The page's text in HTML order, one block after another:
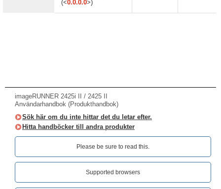
(<0.0.0.0>)
imageRUNNER 2425i II / 2425 II
Användarhandbok (Produkthandbok)
Sök här om du inte hittar det du letar efter.
Hitta handböcker till andra produkter
Please be sure to read this.‎
Supported browsers